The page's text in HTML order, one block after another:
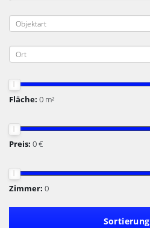
Fläche: 0 m²
Preis: 0 €
Zimmer: 0
Sortierung